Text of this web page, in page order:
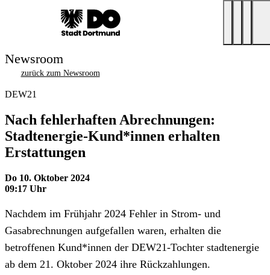
Newsroom
zurück zum Newsroom
DEW21
Nach fehlerhaften Abrechnungen:
Stadtenergie-Kund*innen erhalten
Erstattungen
Do 10. Oktober 2024
09:17 Uhr
Nachdem im Frühjahr 2024 Fehler in Strom- und
Gasabrechnungen aufgefallen waren, erhalten die
betroffenen Kund*innen der DEW21-Tochter stadtenergie
ab dem 21. Oktober 2024 ihre Rückzahlungen.